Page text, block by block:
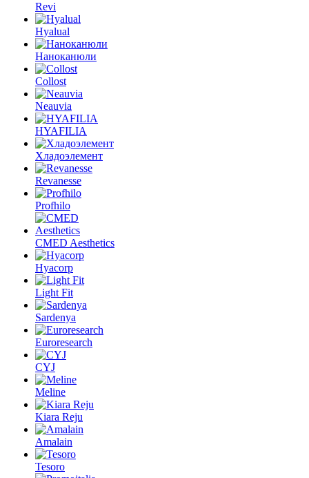
Revi
Hyalual
Наноканюли
Collost
Neauvia
HYAFILIA
Хладоэлемент
Revanesse
Profhilo
CMED Aesthetics
Hyacorp
Light Fit
Sardenya
Euroresearch
CYJ
Meline
Kiara Reju
Amalain
Tesoro